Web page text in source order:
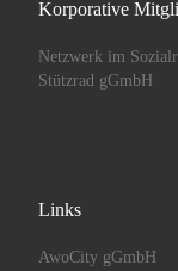
Korporative
Netzwerk im
Stützrad gGmbH
Links
AwoCity gGmbH